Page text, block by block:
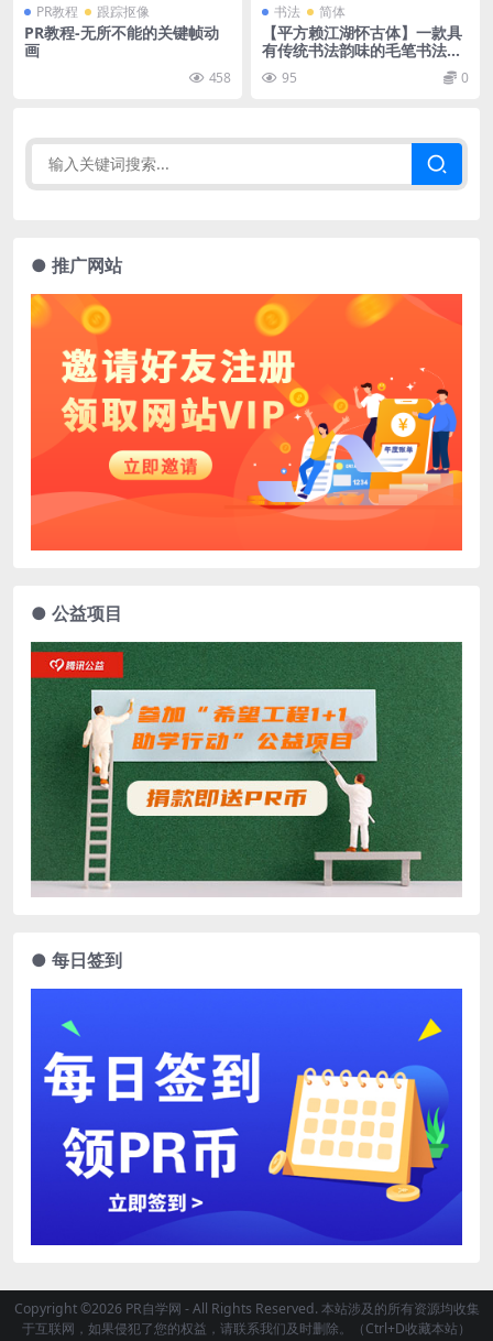
PR教程 跟踪抠像
PR教程-无所不能的关键帧动
画
458
书法 简体
【平方赖江湖怀古体】一款具
有传统书法韵味的毛笔书法字
体 95 0
● 推广网站
● 公益项目
● 每日签到
Copyright ©2026 PR自学网 - All Rights Reserved. 本站涉及的所有资源均收集
于互联网，如果侵犯了您的权益，请联系我们及时删除。（Ctrl+D收藏本站）